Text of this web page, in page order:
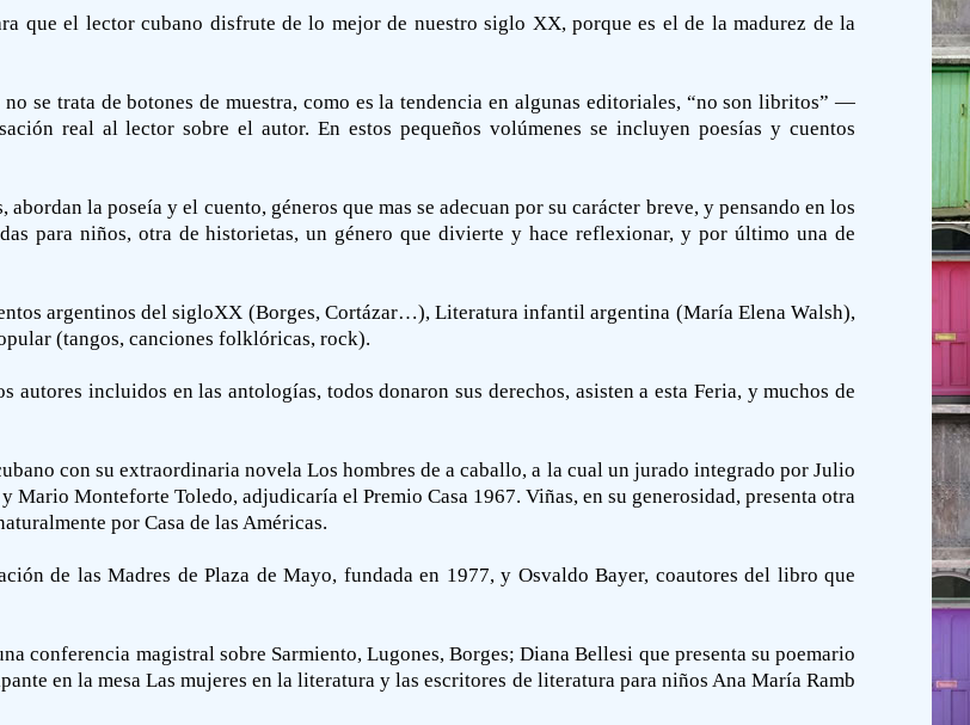
que el lector cubano disfrute de lo mejor de nuestro siglo XX, porque es el de la madurez de la
se trata de botones de muestra, como es la tendencia en algunas editoriales, “no son libritos” —
real al lector sobre el autor. En estos pequeños volúmenes se incluyen poesías y cuentos
la poseía y el cuento, géneros que mas se adecuan por su carácter breve, y pensando en los
para niños, otra de historietas, un género que divierte y hace reflexionar, y por último una de
argentinos del sigloXX (Borges, Cortázar…), Literatura infantil argentina (María Elena Walsh),
(tangos, canciones folklóricas, rock).
autores incluidos en las antologías, todos donaron sus derechos, asisten a esta Feria, y muchos de
con su extraordinaria novela Los hombres de a caballo, a la cual un jurado integrado por Julio
Mario Monteforte Toledo, adjudicaría el Premio Casa 1967. Viñas, en su generosidad, presenta otra
por Casa de las Américas.
de las Madres de Plaza de Mayo, fundada en 1977, y Osvaldo Bayer, coautores del libro que
conferencia magistral sobre Sarmiento, Lugones, Borges; Diana Bellesi que presenta su poemario
en la mesa Las mujeres en la literatura y las escritores de literatura para niños Ana María Ramb